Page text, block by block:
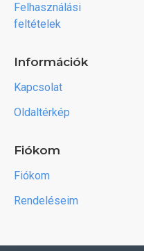
Felhasználási
feltételek
Információk
Kapcsolat
Oldaltérkép
Fiókom
Fiókom
Rendeléseim